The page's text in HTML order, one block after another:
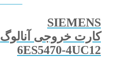
SIEMENS
کارت خروجی آنالوگ
6ES5470-4UC12